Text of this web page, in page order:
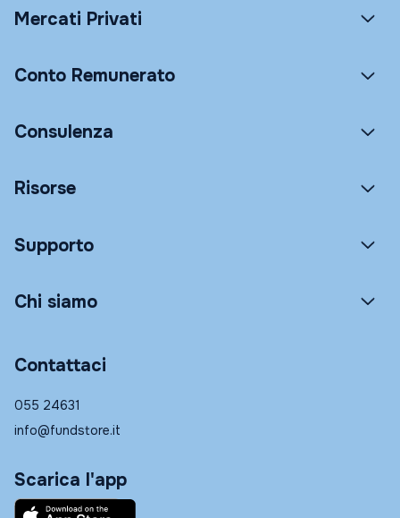
Mercati Privati
Conto Remunerato
Consulenza
Risorse
Supporto
Chi siamo
Contattaci
055 24631
info@fundstore.it
Scarica l'app